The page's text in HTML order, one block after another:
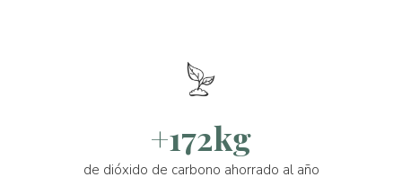
+172kg
de dióxido de carbono ahorrado al año